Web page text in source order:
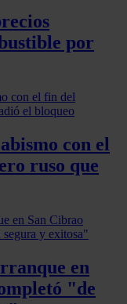
por
con el
ruso que
en
"de